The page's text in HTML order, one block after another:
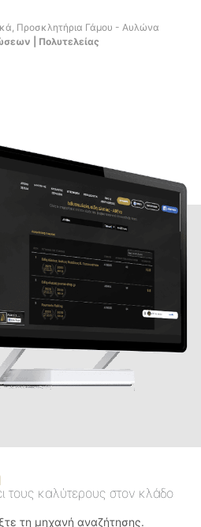
Προσκλητήρια Γάμου - Αυλώνα
| Πολυτελείας
τους καλύτερους στον κλάδο
τη μηχανή αναζήτησης.